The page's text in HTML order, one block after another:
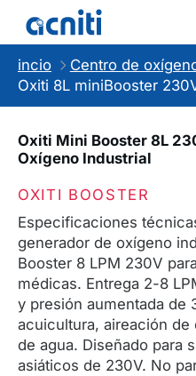
incio Centro de
Oxiti 8L miniBooster
Oxiti Mini Booster 8L
Oxígeno Industrial
OXITI BOOSTER
Especificaciones
generador de oxígeno
Booster 8 LPM 230V
médicas. Entrega 2-8
y presión aumentada de
acuicultura, aireación de
de agua. Diseñado para
asiáticos de 230V. No